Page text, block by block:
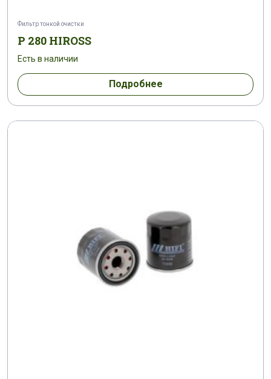
Фильтр тонкой очистки
P 280 HIROSS
Есть в наличии
Подробнее